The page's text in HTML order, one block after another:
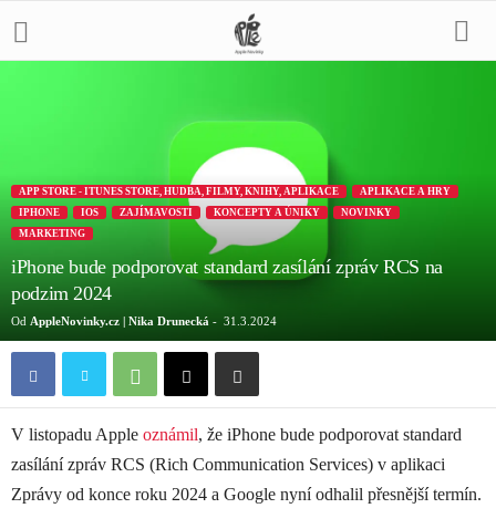
APP STORE - ITUNES STORE, HUDBA, FILMY, KNIHY, APLIKACE
APLIKACE A HRY
IPHONE
IOS ZAJÍMAVOSTI KONCEPTY A ÚNIKY
NOVINKY
MARKETING
iPhone bude podporovat standard zasílání zpráv RCS na
podzim 2024
Od AppleNovinky.cz | Nika Drunecká - 31.3.2024
V listopadu Apple oznámil, že iPhone bude podporovat standard
zasílání zpráv RCS (Rich Communication Services) v aplikaci
Zprávy od konce roku 2024 a Google nyní odhalil přesnější termín.